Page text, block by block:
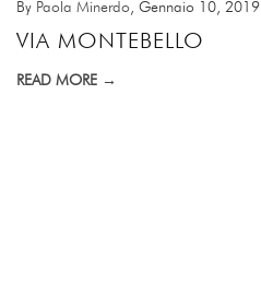
By Paola Minerdo , Gennaio 10, 2019
VIA MONTEBELLO
READ MORE →